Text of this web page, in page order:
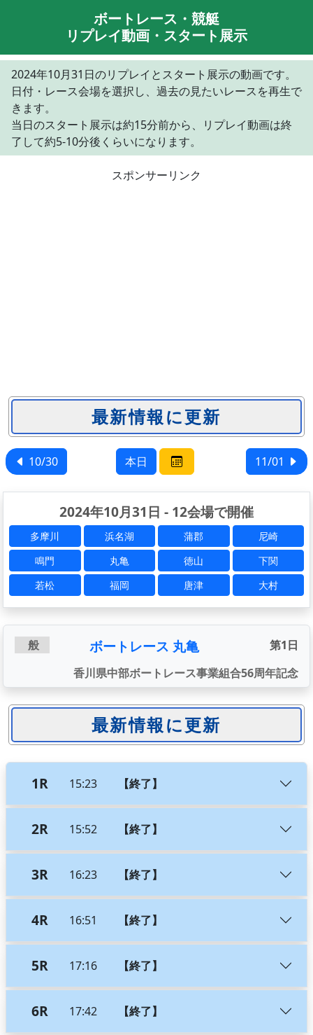
ボートレース・競艇
リプレイ動画・スタート展示
2024年10月31日のリプレイとスタート展示の動画です。
日付・レース会場を選択し、過去の見たいレースを再生で
きます。
当日のスタート展示は約15分前から、リプレイ動画は終
了して約5-10分後くらいになります。
スポンサーリンク
10/30 本日 11/01
2024年10月31日 - 12会場で開催
多摩川 浜名湖 蒲郡
尼崎
鳴門
丸亀 徳山
下関
若松
福岡 唐津 大村
般 ボートレース 丸亀
第1日
香川県中部ボートレース事業組合56周年記念
1R 15:23 【終了】
2R 15:52 【終了】
3R 16:23 【終了】
4R 16:51 【終了】
5R 17:16 【終了】
6R 17:42 【終了】